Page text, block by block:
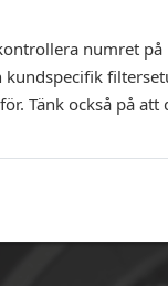
numret
kundspecifik
Tänk också på